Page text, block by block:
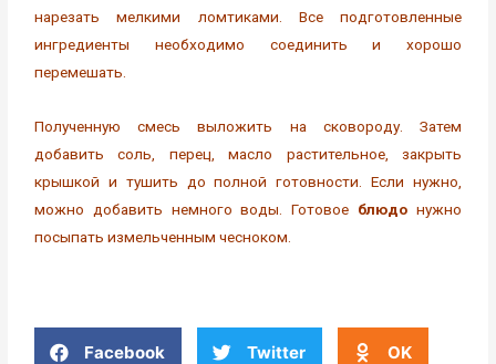
нарезать мелкими ломтиками. Все подготовленные
ингредиенты необходимо соединить и хорошо
перемешать.
Полученную смесь выложить на сковороду. Затем
добавить соль, перец, масло растительное, закрыть
крышкой и тушить до полной готовности. Если нужно,
можно добавить немного воды. Готовое блюдо нужно
посыпать измельченным чесноком.
Facebook Twitter OK